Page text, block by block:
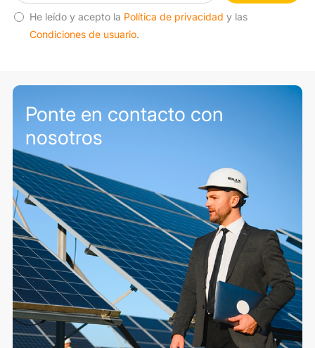
He leído y acepto la Política de privacidad y las
Condiciones de usuario.
Ponte en contacto con
nosotros